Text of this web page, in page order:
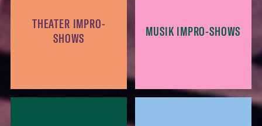
THEATER IMPRO-
SHOWS
MUSIK IMPRO-SHOWS